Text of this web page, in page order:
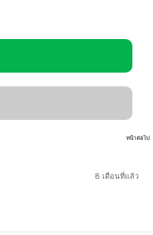
หน้าต่อไป
8 เดือนที่แล้ว